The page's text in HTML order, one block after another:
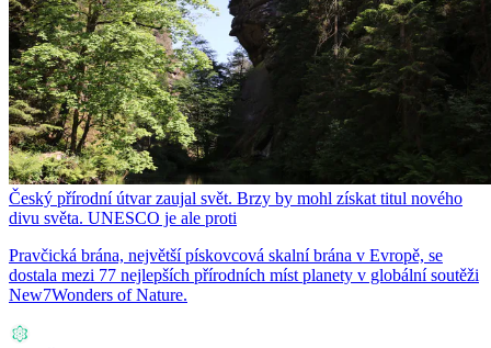
Český přírodní útvar zaujal svět. Brzy by mohl získat titul nového
divu světa. UNESCO je ale proti
Pravčická brána, největší pískovcová skalní brána v Evropě, se
dostala mezi 77 nejlepších přírodních míst planety v globální soutěži
New7Wonders of Nature.